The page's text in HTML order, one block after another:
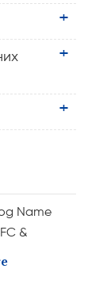
Name
&
Silicone